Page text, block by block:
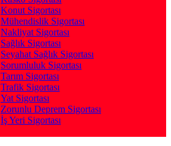
Konut Sigortası
Mühendislik Sigortası
Nakliyat Sigortası
Sağlık Sigortası
Seyahat Sağlık Sigortası
Sorumluluk Sigortası
Tarım Sigortası
Trafik Sigortası
Yat Sigortası
Zorunlu Deprem Sigortası
İş Yeri Sigortası